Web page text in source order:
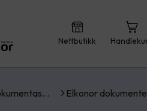
Nettbutikk
Elkonor